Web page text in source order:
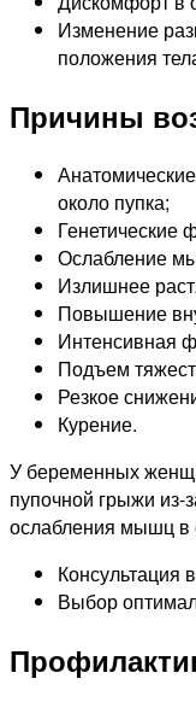
Изменение
положения
Причины
около пупка;
Генетические
Ослабление
Излишнее
Повышение
Интенсивная
Подъем
Резкое
Курение.
У беременных
пупочной грыжи
ослабления мышц в
Консультация
Выбор